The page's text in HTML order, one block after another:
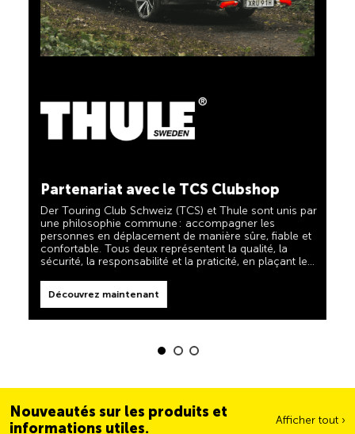
une philosophie commune : accompagner les
personnes en déplacement de manière sûre, fiable et
sécurité, la responsabilité et la praticité, en plaçant les
besoins des voyageurs et des familles actives au
centre de leurs priorités.
Découvrez maintenant
5 % de cashback
TCS, et recevez automatiquement 5 % de cashback.
La TCS Member Mastercard est à la fois carte de
membre, carte de paiement et carte d’épargne, et
reste gratuite à vie pour les membres du TCS.
à mes côtés » et vous être d'une aide fiable et utile
lorsque vous êtes en déplacement. Vous reconnaîtrez
label « Always by my side ».
Découvrez maintenant
Nouveautés sur les produits et
informations utiles.
Afficher tout ›